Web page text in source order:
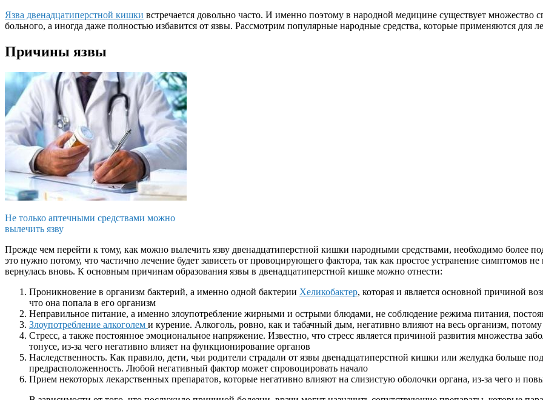
Язва двенадцатиперстной кишки встречается довольно часто. И именно поэтому в народной медицине существует
больного, а иногда даже полностью избавится от язвы. Рассмотрим популярные народные средства, которые применяются для
Причины язвы
Не только аптечными средствами можно
вылечить язву
Прежде чем перейти к тому, как можно вылечить язву двенадцатиперстной кишки народными средствами, необходимо более
это нужно потому, что частично лечение будет зависеть от провоцирующего фактора, так как простое устранение симптомов
вернулась вновь. К основным причинам образования язвы в двенадцатиперстной кишке можно отнести:
Проникновение в организм бактерий, а именно одной бактерии Хеликобактер, которая и является основной причиной
что она попала в его организм
Неправильное питание, а именно злоупотребление жирными и острыми блюдами, не соблюдение режима питания,
Злоупотребление алкоголем и курение. Алкоголь, ровно, как и табачный дым, негативно влияют на весь организм,
Стресс, а также постоянное эмоциональное напряжение. Известно, что стресс является причиной развития множества
тонусе, из-за чего негативно влияет на функционирование органов
Наследственность. Как правило, дети, чьи родители страдали от язвы двенадцатиперстной кишки или желудка больше
предрасположенность. Любой негативный фактор может спровоцировать начало
Прием некоторых лекарственных препаратов, которые негативно влияют на слизистую оболочки органа, из-за чего и